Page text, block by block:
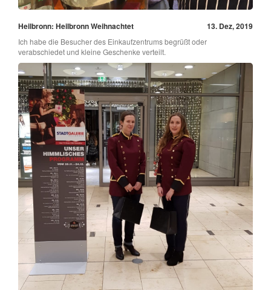
Heilbronn: Heilbronn Weihnachtet 13. Dez, 2019
Ich habe die Besucher des Einkaufzentrums begrüßt oder
verabschiedet und kleine Geschenke verteilt.